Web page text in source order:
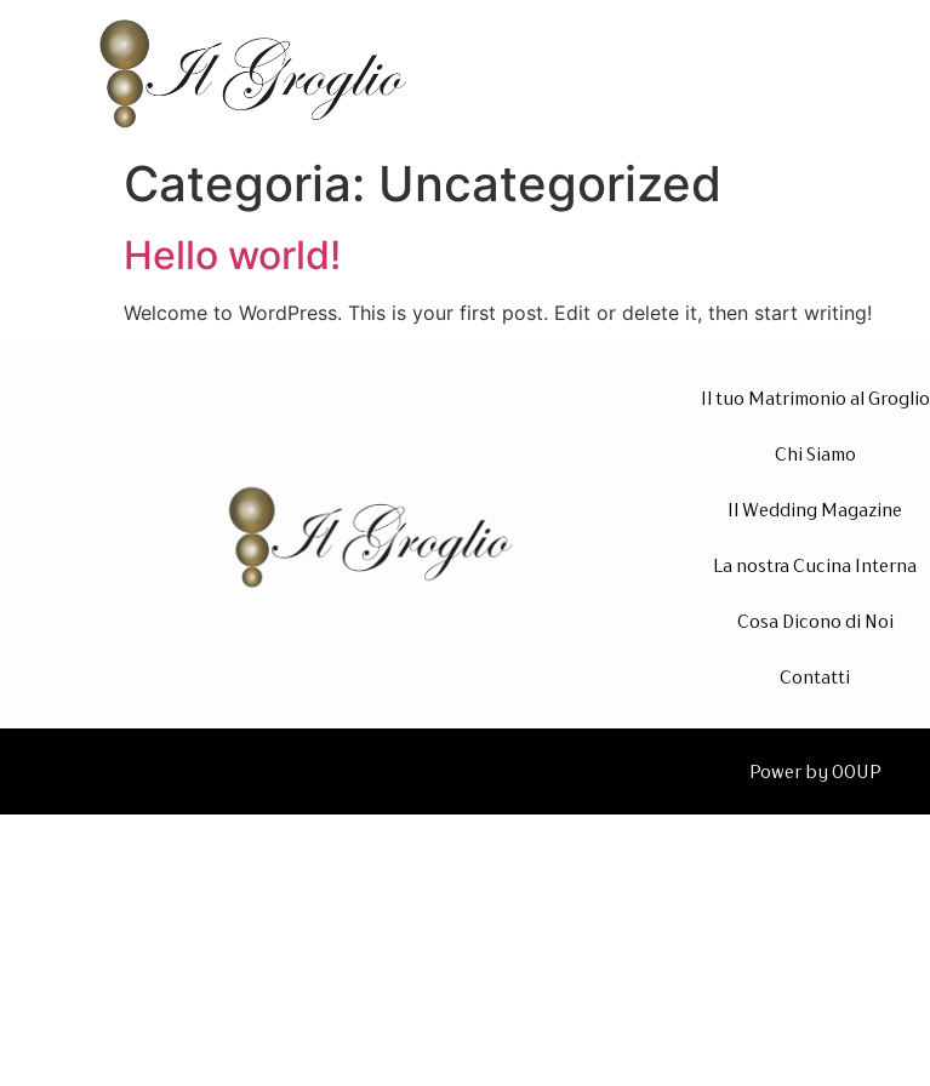
Categoria: Uncategorized
Hello world!
Welcome to WordPress. This is your first post. Edit or delete it, then start writing!
Il tuo Matrimonio al Groglio
Chi Siamo
Il Wedding Magazine
La nostra Cucina Interna
Cosa Dicono di Noi
Contatti
Power by 00UP